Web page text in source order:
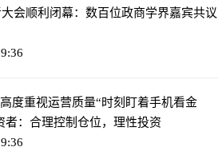
会顺利闭幕：数百位政商学界嘉宾共议
度重视运营质量“时刻盯着手机看金
者：合理控制仓位，理性投资